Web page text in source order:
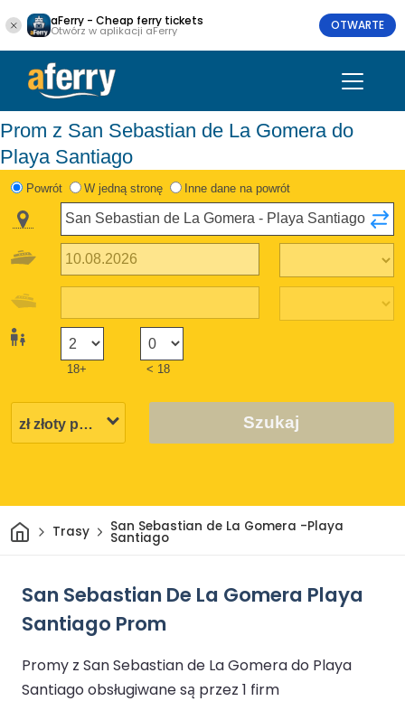
aFerry - Cheap ferry tickets
Otwórz w aplikacji aFerry OTWARTE
Prom z San Sebastian de La Gomera do
Playa Santiago
Powrót W jedną stronę Inne dane na powrót
18+ < 18
Szukaj
DomTrasy San Sebastian de La Gomera -Playa
Santiago
San Sebastian De La Gomera Playa
Santiago Prom
Promy z San Sebastian de La Gomera do Playa
Santiago obsługiwane są przez 1 firm